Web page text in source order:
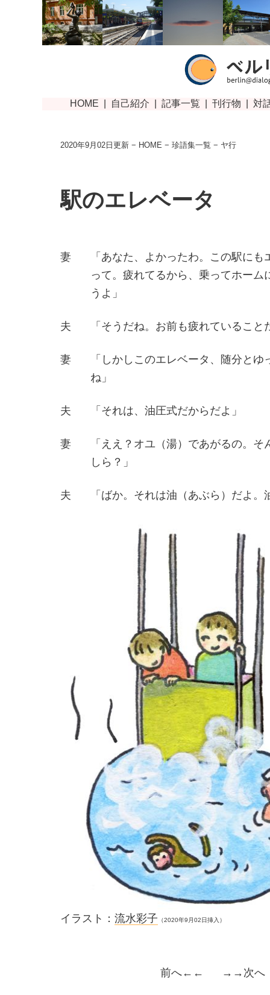
2020年9月02日更新 − HOME − 珍語集一覧 − ヤ行
駅のエレベータ
妻
「あなた、よかったわ。この駅にも
って。疲れてるから、乗ってホーム
うよ」
夫 「そうだね。お前も疲れていること
妻
「しかしこのエレベータ、随分とゆ
ね」
夫 「それは、油圧式だからだよ」
妻
「ええ？オユ（湯）であがるの。そ
しら？」
夫 「ばか。それは油（あぶら）だよ。
イラスト： 流水彩子 （2020年9月02日挿入）
前へ←← →→ 次へ